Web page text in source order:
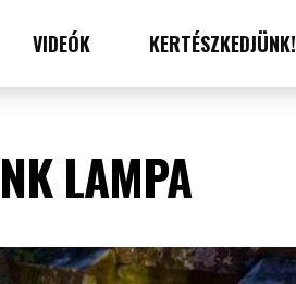
VIDEÓK KERTÉSZKEDJÜNK!
LAMPA